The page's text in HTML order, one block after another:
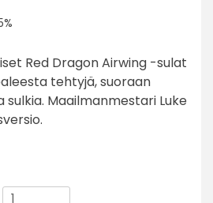
Red Dragon Airwing -sulat
tehtyjä, suoraan
sulkia. Maailmanmestari Luke